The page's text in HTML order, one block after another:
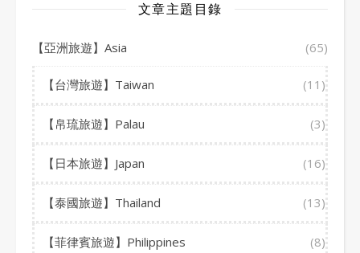
文章主題目錄
【亞洲旅遊】Asia (65)
【台灣旅遊】Taiwan (11)
【帛琉旅遊】Palau (3)
【日本旅遊】Japan (16)
【泰國旅遊】Thailand (13)
【菲律賓旅遊】Philippines (8)